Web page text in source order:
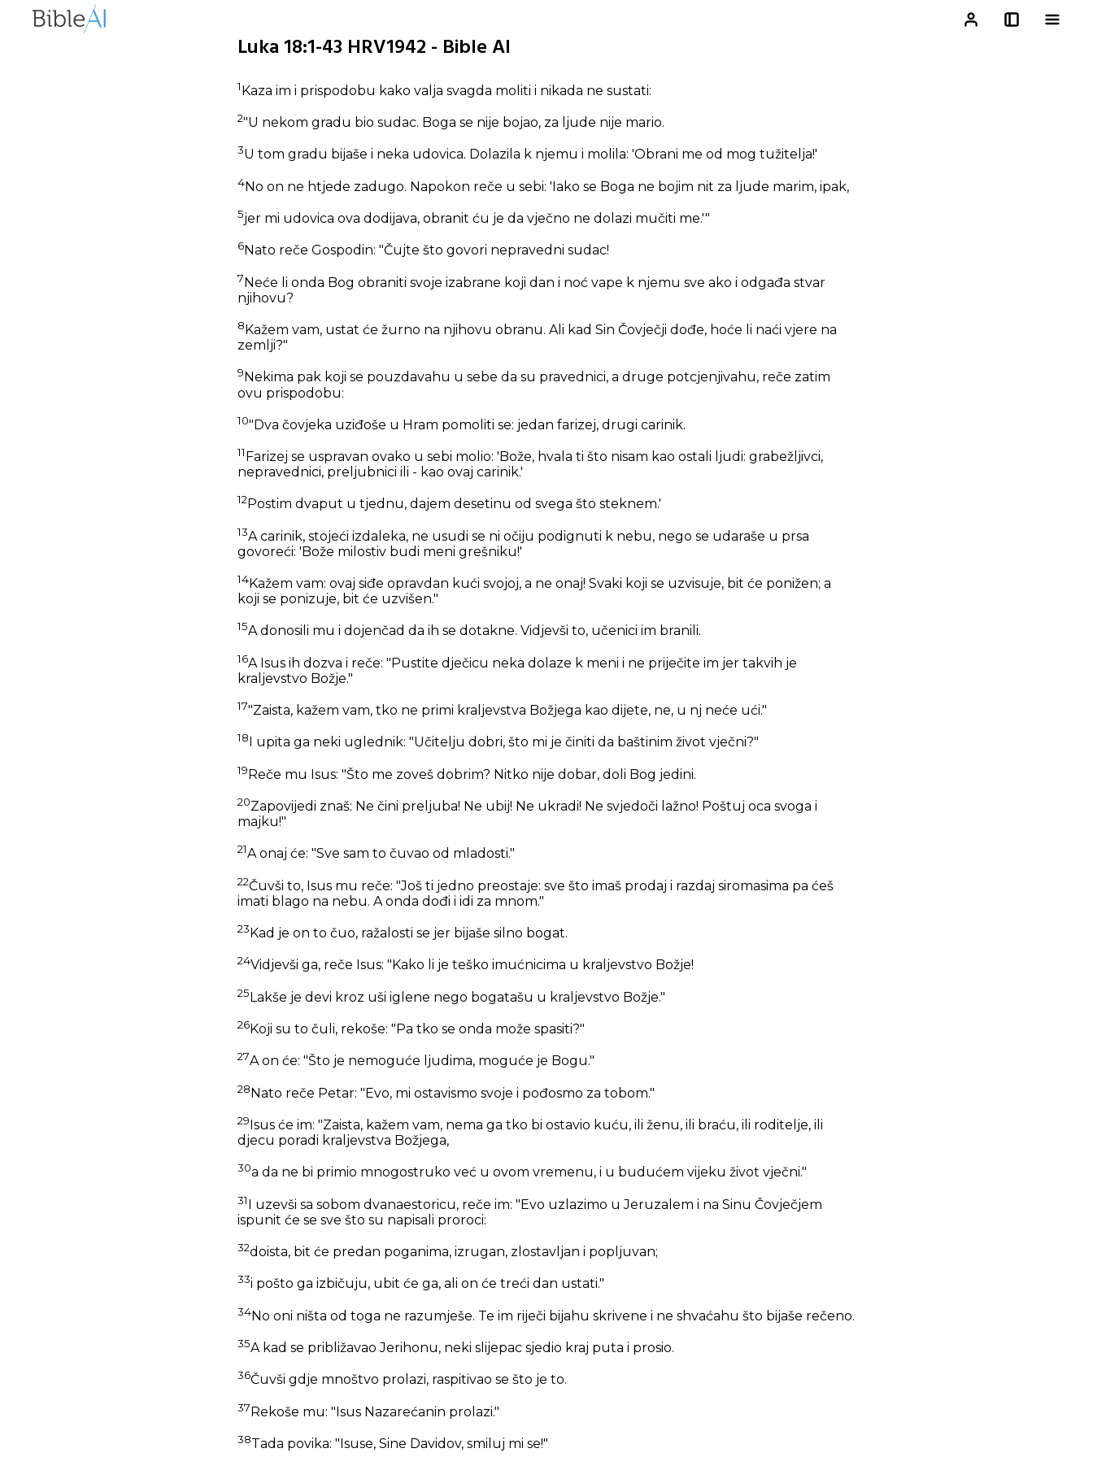
Luka 18:1-43 HRV1942 - Bible AI
1Kaza im i prispodobu kako valja svagda moliti i nikada ne sustati:
2"U nekom gradu bio sudac. Boga se nije bojao, za ljude nije mario.
3U tom gradu bijaše i neka udovica. Dolazila k njemu i molila: 'Obrani me od mog tužitelja!'
4No on ne htjede zadugo. Napokon reče u sebi: 'Iako se Boga ne bojim nit za ljude marim, ipak,
5jer mi udovica ova dodijava, obranit ću je da vječno ne dolazi mučiti me.'"
6Nato reče Gospodin: "Čujte što govori nepravedni sudac!
7Neće li onda Bog obraniti svoje izabrane koji dan i noć vape k njemu sve ako i odgađa stvar
njihovu?
8 Kažem vam, ustat će žurno na njihovu obranu. Ali kad Sin Čovječji dođe, hoće li naći vjere na
zemlji?"
9 Nekima pak koji se pouzdavahu u sebe da su pravednici, a druge potcjenjivahu, reče zatim
ovu prispodobu:
10"Dva čovjeka uziđoše u Hram pomoliti se: jedan farizej, drugi carinik.
11 Farizej se uspravan ovako u sebi molio: 'Bože, hvala ti što nisam kao ostali ljudi: grabežljivci,
nepravednici, preljubnici ili - kao ovaj carinik.'
12Postim dvaput u tjednu, dajem desetinu od svega što steknem.'
13A carinik, stojeći izdaleka, ne usudi se ni očiju podignuti k nebu, nego se udaraše u prsa
govoreći: 'Bože milostiv budi meni grešniku!'
14Kažem vam: ovaj siđe opravdan kući svojoj, a ne onaj! Svaki koji se uzvisuje, bit će ponižen; a
koji se ponizuje, bit će uzvišen."
15A donosili mu i dojenčad da ih se dotakne. Vidjevši to, učenici im branili.
16A Isus ih dozva i reče: "Pustite dječicu neka dolaze k meni i ne priječite im jer takvih je
kraljevstvo Božje."
17"Zaista, kažem vam, tko ne primi kraljevstva Božjega kao dijete, ne, u nj neće ući."
18 I upita ga neki uglednik: "Učitelju dobri, što mi je činiti da baštinim život vječni?"
19Reče mu Isus: "Što me zoveš dobrim? Nitko nije dobar, doli Bog jedini.
20Zapovijedi znaš: Ne čini preljuba! Ne ubij! Ne ukradi! Ne svjedoči lažno! Poštuj oca svoga i
majku!"
21A onaj će: "Sve sam to čuvao od mladosti."
22Čuvši to, Isus mu reče: "Još ti jedno preostaje: sve što imaš prodaj i razdaj siromasima pa ćeš
imati blago na nebu. A onda dođi i idi za mnom."
23 Kad je on to čuo, ražalosti se jer bijaše silno bogat.
24Vidjevši ga, reče Isus: "Kako li je teško imućnicima u kraljevstvo Božje!
25Lakše je devi kroz uši iglene nego bogatašu u kraljevstvo Božje."
26Koji su to čuli, rekoše: "Pa tko se onda može spasiti?"
27A on će: "Što je nemoguće ljudima, moguće je Bogu."
28Nato reče Petar: "Evo, mi ostavismo svoje i pođosmo za tobom."
29 Isus će im: "Zaista, kažem vam, nema ga tko bi ostavio kuću, ili ženu, ili braću, ili roditelje, ili
djecu poradi kraljevstva Božjega,
30a da ne bi primio mnogostruko već u ovom vremenu, i u budućem vijeku život vječni."
31I uzevši sa sobom dvanaestoricu, reče im: "Evo uzlazimo u Jeruzalem i na Sinu Čovječjem
ispunit će se sve što su napisali proroci:
32doista, bit će predan poganima, izrugan, zlostavljan i popljuvan;
33i pošto ga izbičuju, ubit će ga, ali on će treći dan ustati."
34No oni ništa od toga ne razumješe. Te im riječi bijahu skrivene i ne shvaćahu što bijaše rečeno.
35A kad se približavao Jerihonu, neki slijepac sjedio kraj puta i prosio.
36Čuvši gdje mnoštvo prolazi, raspitivao se što je to.
37Rekoše mu: "Isus Nazarećanin prolazi."
38Tada povika: "Isuse, Sine Davidov, smiluj mi se!"